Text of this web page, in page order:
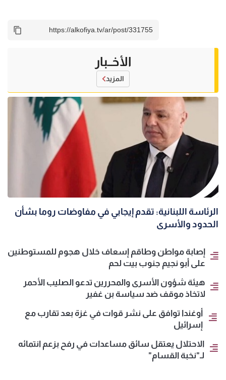
الأخــبار
المزيد
الرئاسة اللبنانية: تقدم إيجابي في مفاوضات روما بشأن
الحدود والأسرى
إصابة مواطن وطاقم إسعاف خلال هجوم للمستوطنين
على أبو نجيم جنوب بيت لحم
هيئة شؤون الأسرى والمحررين تدعو الصليب الأحمر
لاتخاذ موقف ضد سياسة بن غفير
أوغندا توافق على نشر قوات في غزة بعد تقارب مع
إسرائيل
الاحتلال يعتقل سائق مساعدات في رفح بزعم انتمائه
لـ"نخبة القسام"